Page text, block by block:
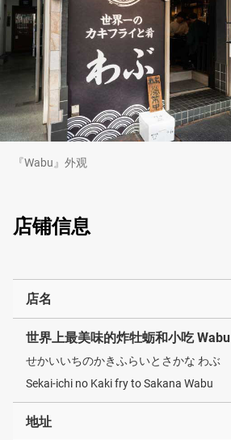
『Wabu』外观
店铺信息
店名
世界上最美味的炸牡蛎和小吃 Wabu
せかいいちのかきふらいとさかな わぶ
Sekai-ichi no Kaki fry to Sakana Wabu
地址